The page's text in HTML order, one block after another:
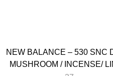
NEW BALANCE – 530 SNC
MUSHROOM / INCENSE/